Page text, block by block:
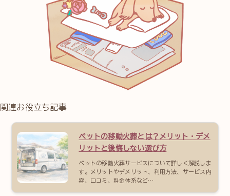
関連お役立ち記事
ペットの移動火葬とは？メリット・デメ
リットと後悔しない選び方
ペットの移動火葬サービスについて詳しく解説しま
す。メリットやデメリット、利用方法、サービス内
容、口コミ、料金体系など…